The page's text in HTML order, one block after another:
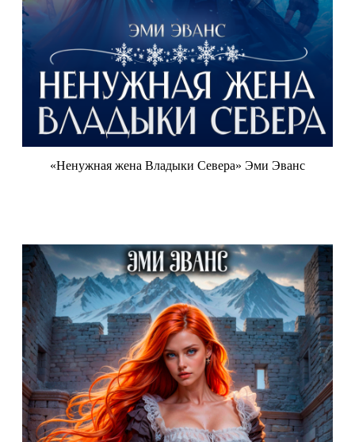
«Ненужная жена Владыки Севера» Эми Эванс